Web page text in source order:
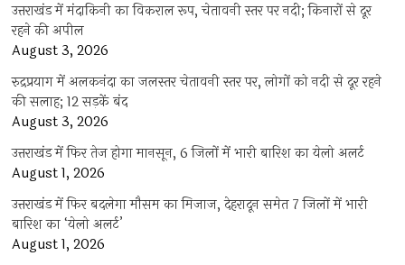
उत्तराखंड में मंदाकिनी का विकराल रूप, चेतावनी स्तर पर नदी; किनारों से दूर
रहने की अपील
August 3, 2026
रुद्रप्रयाग में अलकनंदा का जलस्तर चेतावनी स्तर पर, लोगों को नदी से दूर रहने
की सलाह; 12 सड़कें बंद
August 3, 2026
उत्तराखंड में फिर तेज होगा मानसून, 6 जिलों में भारी बारिश का येलो अलर्ट
August 1, 2026
उत्तराखंड में फिर बदलेगा मौसम का मिजाज, देहरादून समेत 7 जिलों में भारी
बारिश का ‘येलो अलर्ट’
August 1, 2026